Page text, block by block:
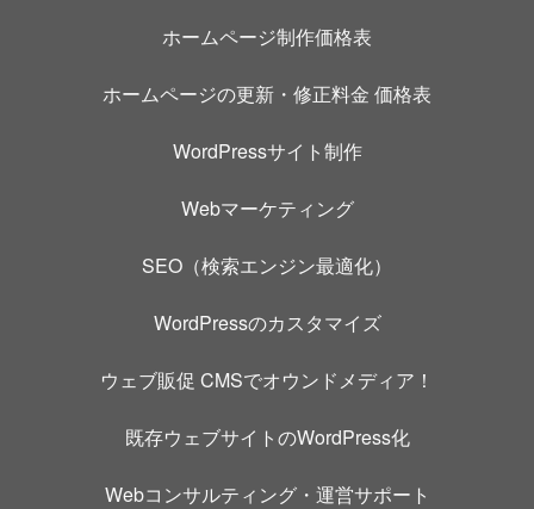
ホームページ制作価格表
ホームページの更新・修正料金 価格表
WordPressサイト制作
Webマーケティング
SEO（検索エンジン最適化）
WordPressのカスタマイズ
ウェブ販促 CMSでオウンドメディア！
既存ウェブサイトのWordPress化
Webコンサルティング・運営サポート